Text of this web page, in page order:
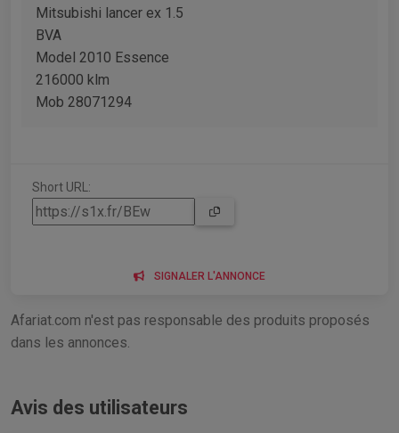
Mitsubishi lancer ex 1.5
BVA
Model 2010 Essence
216000 klm
Mob 28071294
Short URL:
SIGNALER L'ANNONCE
Afariat.com n'est pas responsable des produits proposés
dans les annonces.
Avis des utilisateurs